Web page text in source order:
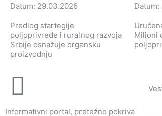
Datum: 29.03.2026
Predlog startegije
poljoprivrede i ruralnog razvoja
Srbije osnažuje organsku
proizvodnju
Datum:
Milioni
Informativni portal, pretežno pokriva